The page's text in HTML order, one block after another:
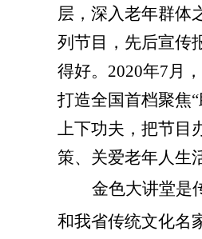
层，深入老年群体
列节目，先后宣传
得好。2020年7月
打造全国首档聚焦
上下功夫，把节目
策、关爱老年人生
金色大讲堂是
和我省传统文化名